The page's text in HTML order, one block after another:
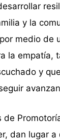
y la
medio de
la empatía,
y
de
dan lugar a